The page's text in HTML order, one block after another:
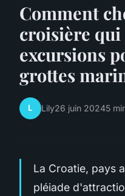
Comment
croisière
excursions
grottes
L Lily26 juin 20245
La Croatie, pays
pléiade